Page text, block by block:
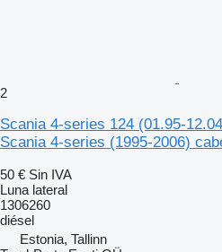
2
Scania 4-series 124 (01.95-
Scania 4-series (1995-2006)
50 € Sin IVA
Luna lateral
1306260
diésel
Estonia, Tallinn